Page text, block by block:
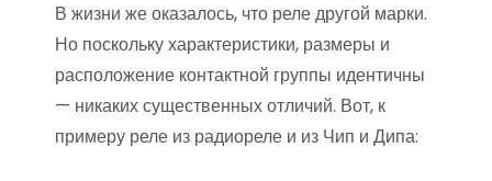
В жизни же оказалось, что реле другой марки.
Но поскольку характеристики, размеры и
расположение контактной группы идентичны
— никаких существенных отличий. Вот, к
примеру реле из радиореле и из Чип и Дипа: